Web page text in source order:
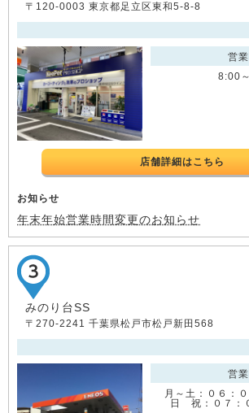
〒120-0003 東京都足立区東和5-8-8
営
8:00
店舗詳細はこちら
お知らせ
年末年始営業時間変更のお知らせ
みのり台SS
〒270-2241 千葉県松戸市松戸新田568
営
月～土：０６：
日 祝：０７：